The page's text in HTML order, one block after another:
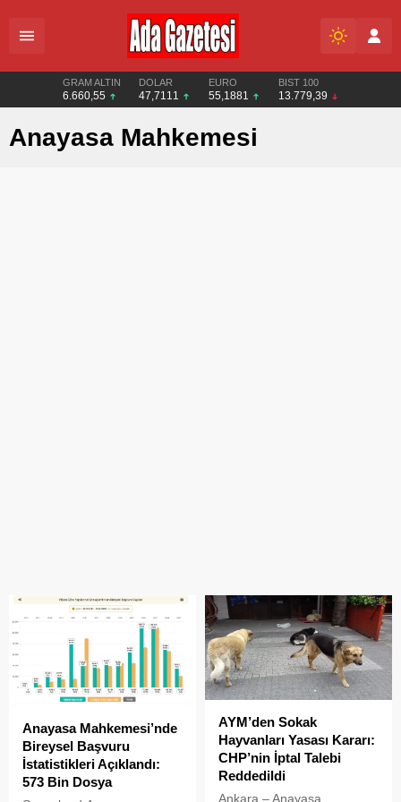
GRAM ALTIN
6.660,55
DOLAR
47,7111
EURO
55,1881
BIST 100
13.779,39
Anayasa Mahkemesi
Anayasa Mahkemesi’nde
Bireysel Başvuru
İstatistikleri Açıklandı:
573 Bin Dosya
AYM’den Sokak
Hayvanları Yasası Kararı:
CHP’nin İptal Talebi
Reddedildi
Ankara – Anayasa